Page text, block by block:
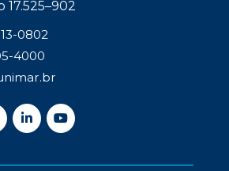
17.525–902
0802
4000